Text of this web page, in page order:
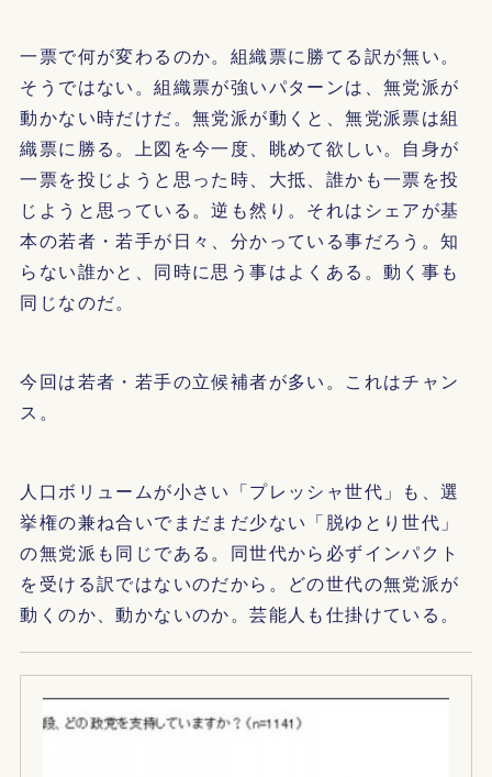
一票で何が変わるのか。組織票に勝てる訳が無い。
そうではない。組織票が強いパターンは、無党派が
動かない時だけだ。無党派が動くと、無党派票は組
織票に勝る。上図を今一度、眺めて欲しい。自身が
一票を投じようと思った時、大抵、誰かも一票を投
じようと思っている。逆も然り。それはシェアが基
本の若者・若手が日々、分かっている事だろう。知
らない誰かと、同時に思う事はよくある。動く事も
同じなのだ。
今回は若者・若手の立候補者が多い。これはチャン
ス。
人口ボリュームが小さい「プレッシャ世代」も、選
挙権の兼ね合いでまだまだ少ない「脱ゆとり世代」
の無党派も同じである。同世代から必ずインパクト
を受ける訳ではないのだから。どの世代の無党派が
動くのか、動かないのか。芸能人も仕掛けている。